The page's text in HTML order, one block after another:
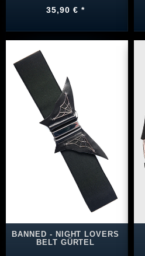
35,90 € *
BANNED - NIGHT LOVERS
BELT GÜRTEL